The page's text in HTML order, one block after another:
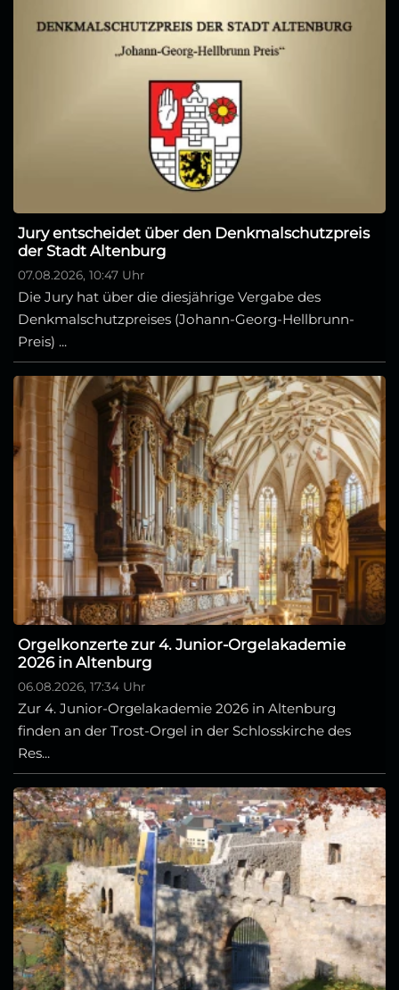
Jury entscheidet über den Denkmalschutzpreis
der Stadt Altenburg
07.08.2026, 10:47 Uhr
Die Jury hat über die diesjährige Vergabe des
Denkmalschutzpreises (Johann-Georg-Hellbrunn-
Preis) ...
Orgelkonzerte zur 4. Junior-Orgelakademie
2026 in Altenburg
06.08.2026, 17:34 Uhr
Zur 4. Junior-Orgelakademie 2026 in Altenburg
finden an der Trost-Orgel in der Schlosskirche des
Res...